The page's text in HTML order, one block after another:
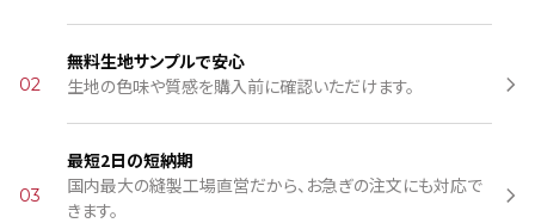
02
無料生地サンプルで安心
生地の色味や質感を購入前に確認いただけます。
03
最短2日の短納期
国内最大の縫製工場直営だから、お急ぎの注文にも対応で
きます。